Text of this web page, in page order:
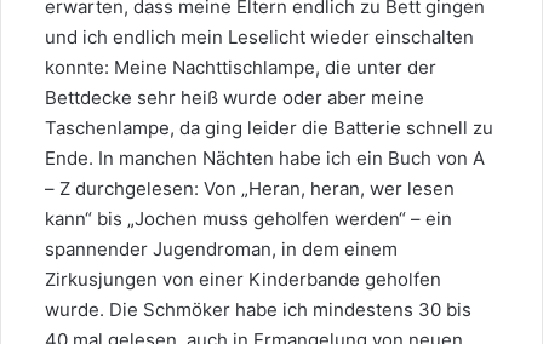
erwarten, dass meine Eltern endlich zu Bett gingen
und ich endlich mein Leselicht wieder einschalten
konnte: Meine Nachttischlampe, die unter der
Bettdecke sehr heiß wurde oder aber meine
Taschenlampe, da ging leider die Batterie schnell zu
Ende. In manchen Nächten habe ich ein Buch von A
– Z durchgelesen: Von „Heran, heran, wer lesen
kann“ bis „Jochen muss geholfen werden“ – ein
spannender Jugendroman, in dem einem
Zirkusjungen von einer Kinderbande geholfen
wurde. Die Schmöker habe ich mindestens 30 bis